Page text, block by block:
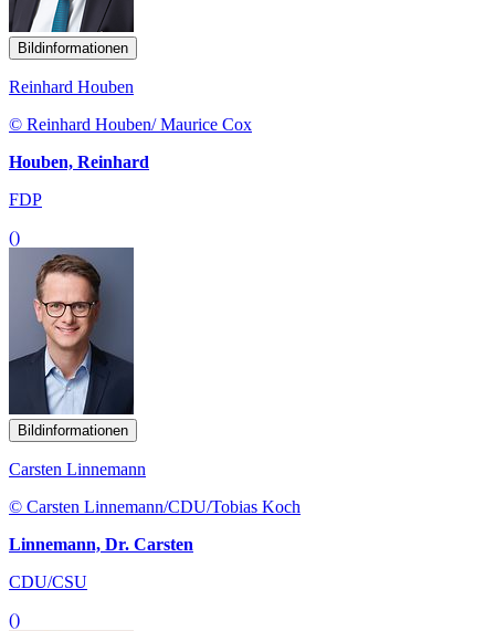
Bildinformationen
Reinhard Houben
© Reinhard Houben/ Maurice Cox
Houben, Reinhard
FDP
()
Bildinformationen
Carsten Linnemann
© Carsten Linnemann/CDU/Tobias Koch
Linnemann, Dr. Carsten
CDU/CSU
()